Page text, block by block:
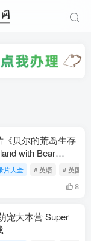
贝尔的荒岛生存
with Bear
载
片大全 # 英语 # 英国
8
宠大本营 Super